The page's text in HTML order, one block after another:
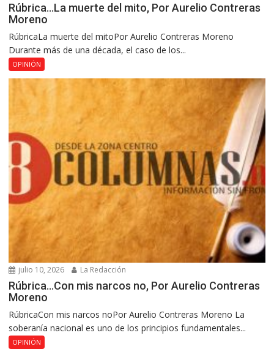
Rúbrica…La muerte del mito, Por Aurelio Contreras
Moreno
RúbricaLa muerte del mitoPor Aurelio Contreras Moreno
Durante más de una década, el caso de los...
OPINIÓN
julio 10, 2026 La Redacción
Rúbrica…Con mis narcos no, Por Aurelio Contreras
Moreno
RúbricaCon mis narcos noPor Aurelio Contreras Moreno La
soberanía nacional es uno de los principios fundamentales...
OPINIÓN